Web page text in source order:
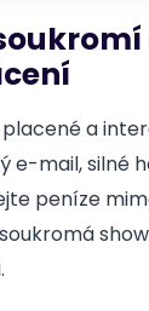
a
e-mail, silné
peníze